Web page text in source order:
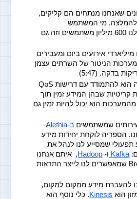
חשיפות, התנהגויות להמלצה, מי המשתמש
חלק מהארכיטקטורה הוא להתמודד עם דרישות QoS
שונות. יש לנו מערכות קריטיות שבהן המידע זמין תוך
שמשתמשים ב-Alethia
שהיא ספריה שפיתחנו. הספריה לוקחת יחידות מידע
ועוטפת אותם במידע תפעולי שמסייע לנו לנהל את
Kafka ו- Hadoop
מייצרים Breadcrumbs שמאפשרים לנו לייצר התראות
הוא Kinesis. כלי נוסף הוא